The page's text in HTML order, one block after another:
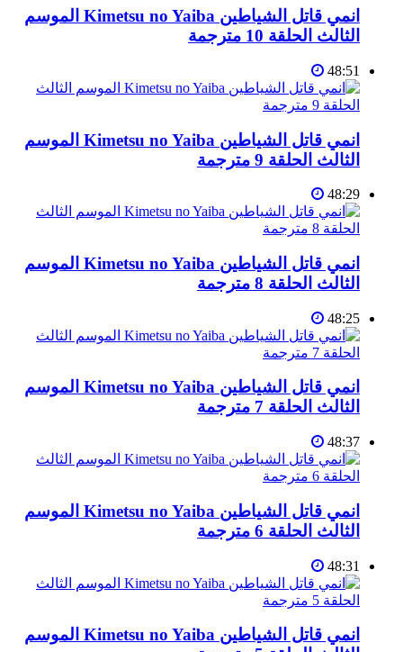
انمي قاتل الشياطين Kimetsu no Yaiba الموسم
الثالث الحلقة 10 مترجمة
48:51
انمي قاتل الشياطين Kimetsu no Yaiba الموسم
الثالث الحلقة 9 مترجمة
48:29
انمي قاتل الشياطين Kimetsu no Yaiba الموسم
الثالث الحلقة 8 مترجمة
48:25
انمي قاتل الشياطين Kimetsu no Yaiba الموسم
الثالث الحلقة 7 مترجمة
48:37
انمي قاتل الشياطين Kimetsu no Yaiba الموسم
الثالث الحلقة 6 مترجمة
48:31
انمي قاتل الشياطين Kimetsu no Yaiba الموسم